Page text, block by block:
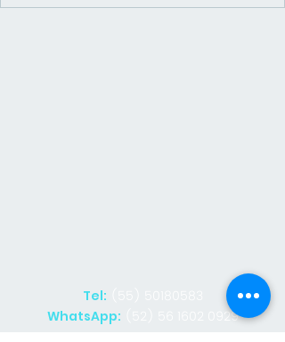
Tel:
WhatsApp: (52) 56 1602 0929